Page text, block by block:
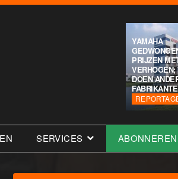
YAMAHA
PRIJZEN
VERHOGEN;
DOEN
SERVICES ABONNEREN